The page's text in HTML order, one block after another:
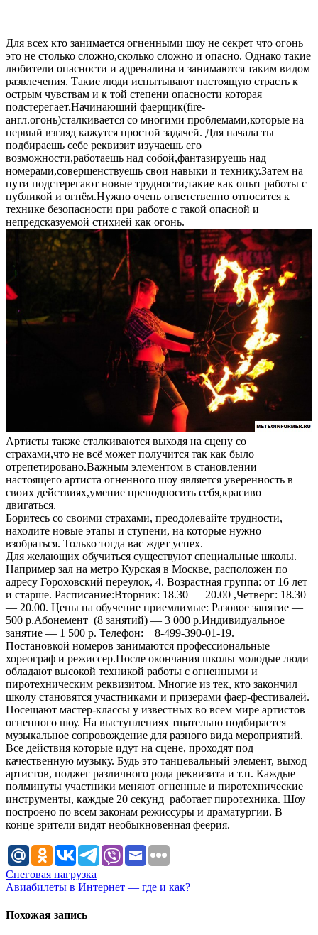
Для всех кто занимается огненными шоу не секрет что огонь
это не столько сложно,сколько сложно и опасно. Однако такие
любители опасности и адреналина и занимаются таким видом
развлечения. Такие люди испытывают настоящую страсть к
острым чувствам и к той степени опасности которая
подстерегает.Начинающий фаерщик(fire-
англ.огонь)сталкивается со многими проблемами,которые на
первый взгляд кажутся простой задачей. Для начала ты
подбираешь себе реквизит изучаешь его
возможности,работаешь над собой,фантазируешь над
номерами,совершенствуешь свои навыки и технику.Затем на
пути подстерегают новые трудности,такие как опыт работы с
публикой и огнём.Нужно очень ответственно относится к
технике безопасности при работе с такой опасной и
непредсказуемой стихией как огонь.
Артисты также сталкиваются выходя на сцену со
страхами,что не всё может получится так как было
отрепетировано.Важным элементом в становлении
настоящего артиста огненного шоу является уверенность в
своих действиях,умение преподносить себя,красиво
двигаться.
Боритесь со своими страхами, преодолевайте трудности,
находите новые этапы и ступени, на которые нужно
взобраться. Только тогда вас ждет успех.
Для желающих обучиться существуют специальные школы.
Например зал на метро Курская в Москве, расположен по
адресу Гороховский переулок, 4. Возрастная группа: от 16 лет
и старше. Расписание:Вторник: 18.30 — 20.00 ,Четверг: 18.30
— 20.00. Цены на обучение приемлимые: Разовое занятие —
500 р.Абонемент (8 занятий) — 3 000 р.Индивидуальное
занятие — 1 500 р. Телефон: 8-499-390-01-19.
Постановкой номеров занимаются профессиональные
хореограф и режиссер.После окончания школы молодые люди
обладают высокой техникой работы с огненными и
пиротехническим реквизитом. Многие из тек, кто закончил
школу становятся участниками и призерами фаер-фестивалей.
Посещают мастер-классы у известных во всем мире артистов
огненного шоу. На выступлениях тщательно подбирается
музыкальное сопровождение для разного вида мероприятий.
Все действия которые идут на сцене, проходят под
качественную музыку. Будь это танцевальный элемент, выход
артистов, поджег различного рода реквизита и т.п. Каждые
полминуты участники меняют огненные и пиротехнические
инструменты, каждые 20 секунд работает пиротехника. Шоу
построено по всем законам режиссуры и драматургии. В
конце зрители видят необыкновенная феерия.
Навигация
по
записям
Снеговая нагрузка
Авиабилеты в Интернет — где и как?
Похожая запись